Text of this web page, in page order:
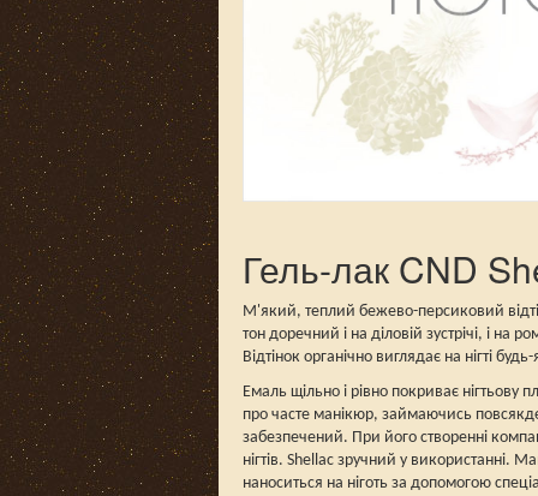
Гель-лак CND
М'який, теплий бежево-персиковий
тон доречний і на діловій зустрічі, і
Відтінок органічно виглядає на нігті
Емаль щільно і рівно покриває нігтьову
про часте манікюр, займаючись
забезпечений. При його створенні
нігтів. Shellac зручний у використанні.
наноситься на ніготь за допомогою